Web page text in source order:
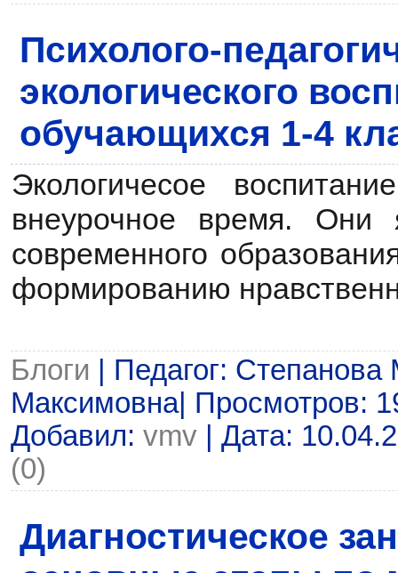
Психолого-
экологического
обучающихся 1-4
Экологичесое
внеурочное время. Они
современного
формированию
Блоги | Педагог: Степанова
Максимовна| Просмотров:
Добавил: vmv | Дата:
(0)
Диагностическое